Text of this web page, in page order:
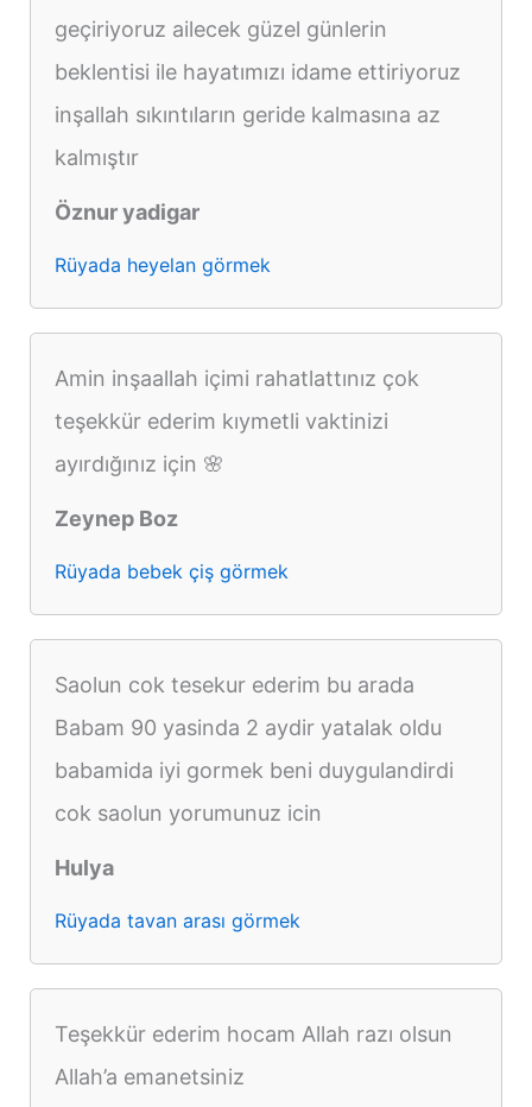
geçiriyoruz ailecek güzel günlerin
beklentisi ile hayatımızı idame ettiriyoruz
inşallah sıkıntıların geride kalmasına az
kalmıştır
Öznur yadigar
Rüyada heyelan görmek
Amin inşaallah içimi rahatlattınız çok
teşekkür ederim kıymetli vaktinizi
ayırdığınız için 🌸
Zeynep Boz
Rüyada bebek çiş görmek
Saolun cok tesekur ederim bu arada
Babam 90 yasinda 2 aydir yatalak oldu
babamida iyi gormek beni duygulandirdi
cok saolun yorumunuz icin
Hulya
Rüyada tavan arası görmek
Teşekkür ederim hocam Allah razı olsun
Allah’a emanetsiniz